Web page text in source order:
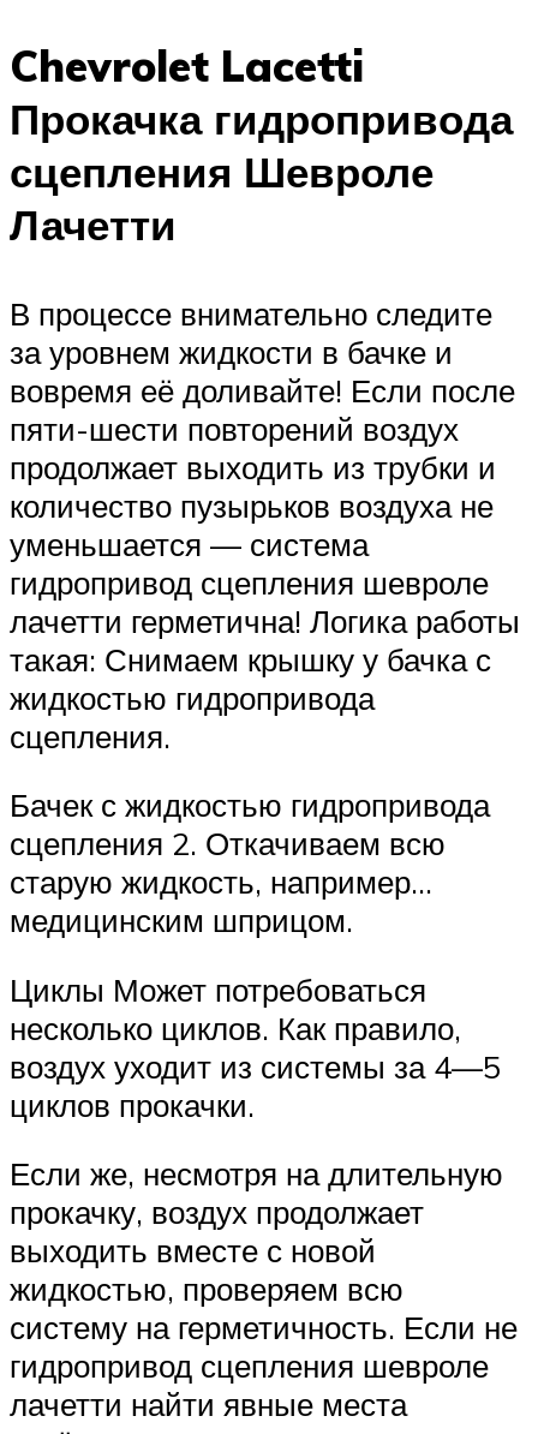
Chevrolet Lacetti
Прокачка гидропривода
сцепления Шевроле
Лачетти
В процессе внимательно следите
за уровнем жидкости в бачке и
вовремя её доливайте! Если после
пяти-шести повторений воздух
продолжает выходить из трубки и
количество пузырьков воздуха не
уменьшается — система
гидропривод сцепления шевроле
лачетти герметична! Логика работы
такая: Снимаем крышку у бачка с
жидкостью гидропривода
сцепления.
Бачек с жидкостью гидропривода
сцепления 2. Откачиваем всю
старую жидкость, например…
медицинским шприцом.
Циклы Может потребоваться
несколько циклов. Как правило,
воздух уходит из системы за 4—5
циклов прокачки.
Если же, несмотря на длительную
прокачку, воздух продолжает
выходить вместе с новой
жидкостью, проверяем всю
систему на герметичность. Если не
гидропривод сцепления шевроле
лачетти найти явные места